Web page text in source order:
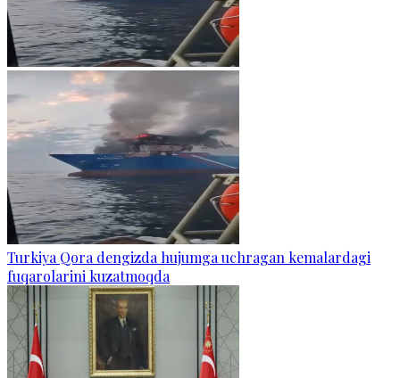
Turkiya Qora dengizda hujumga uchragan kemalardagi
fuqarolarini kuzatmoqda